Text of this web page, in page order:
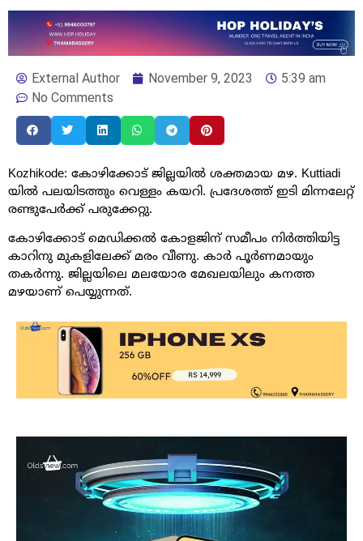
External Author November 9, 2023
5:39 am
No Comments
Kozhikode: കോഴിക്കോട് ജില്ലയില്‍ ശക്തമായ മഴ. Kuttiadi
യില്‍ പലയിടത്തും വെള്ളം കയറി. പ്രദേശത്ത് ഇടി മിന്നലേറ്റ്
രണ്ടുപേര്‍ക്ക് പരുക്കേറ്റു.
കോഴിക്കോട് മെഡിക്കല്‍ കോളജിന് സമീപം നിര്‍ത്തിയിട്ട
കാറിനു മുകളിലേക്ക് മരം വീണു. കാര്‍ പൂര്‍ണമായും
തകര്‍ന്നു. ജില്ലയിലെ മലയോര മേഖലയിലും കനത്ത
മഴയാണ് പെയ്യുന്നത്.